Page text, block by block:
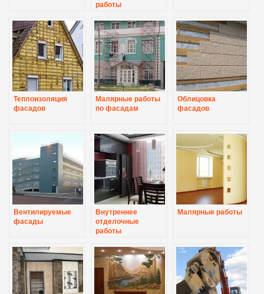
работы
Теплоизоляция
фасадов
Малярные работы
по фасадам
Облицовка
фасадов
Вентилируемые
фасады
Внутреннее
отделочные
работы
Малярные работы